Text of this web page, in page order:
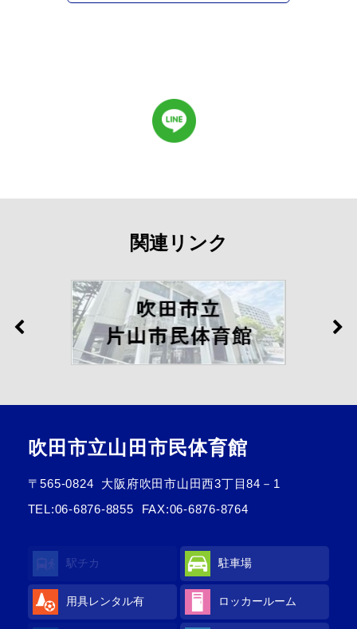
関連リンク
吹田市立山田市民体育館
〒565-0824
大阪府吹田市山田西3丁目84－1
TEL:06-6876-8855 FAX:06-6876-8764
駅チカ 駐車場
用具レンタル有 ロッカールーム